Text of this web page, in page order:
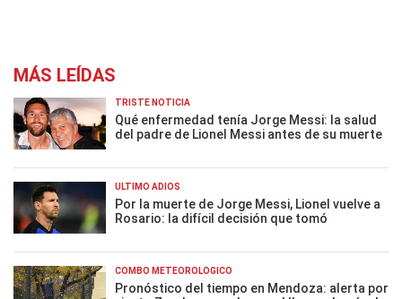
MÁS LEÍDAS
TRISTE NOTICIA
Qué enfermedad tenía Jorge Messi: la salud
del padre de Lionel Messi antes de su muerte
ÚLTIMO ADIÓS
Por la muerte de Jorge Messi, Lionel vuelve a
Rosario: la difícil decisión que tomó
COMBO METEOROLÓGICO
Pronóstico del tiempo en Mendoza: alerta por